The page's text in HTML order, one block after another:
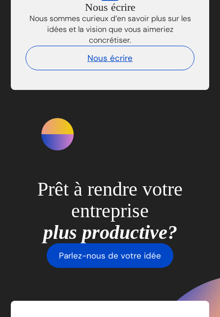
Nous écrire
Nous sommes curieux d’en savoir plus sur les
idées et la vision que vous aimeriez
concrétiser.
Nous écrire
Prêt à rendre votre
entreprise
plus productive?
Parlez-nous de votre idée